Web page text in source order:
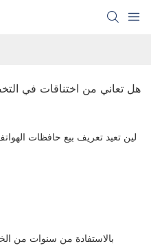
هل تعاني من اختناقات في
لين تعيد تعريف بيع حافظات
بالاستفادة من سنوات من